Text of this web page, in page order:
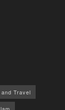
and Travel